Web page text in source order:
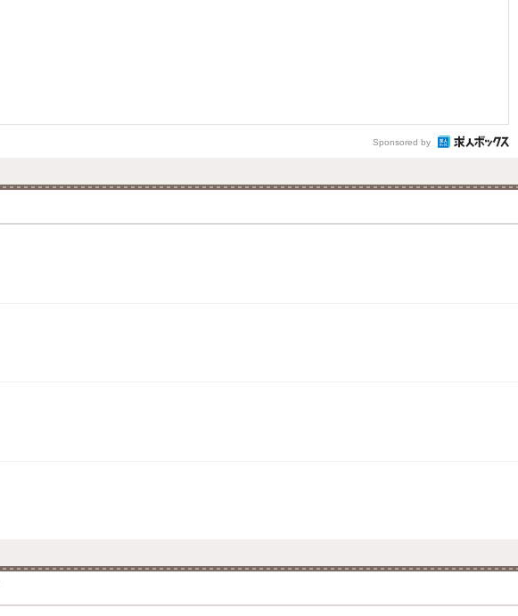
Sponsored by